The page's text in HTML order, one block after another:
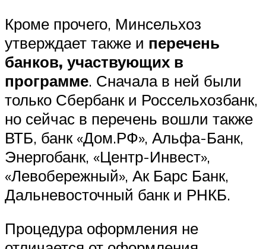
Кроме прочего, Минсельхоз
утверждает также и перечень
банков, участвующих в
программе. Сначала в ней были
только Сбербанк и Россельхозбанк,
но сейчас в перечень вошли также
ВТБ, банк «Дом.РФ», Альфа-Банк,
Энергобанк, «Центр-Инвест»,
«Левобережный», Ак Барс Банк,
Дальневосточный банк и РНКБ.
Процедура оформления не